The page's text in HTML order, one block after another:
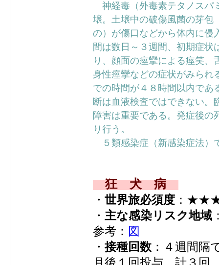
神経毒（外毒素テタノスパ
壌。土壌中の破傷風菌の芽包
の）が傷口などから体内に侵
間は数日～３週間、初期症状
り、顔面の痙攣による痙笑
身性痙攣などの症状がみられ
での時間が４８時間以内であ
断は血液検査ではできない。
障害は重要である。発症後の
り行う。
５類感染症（新感染症法）
狂 犬 病
・ 世界旅必須度 ：
・ 主な感染リスク地域
参考： 図
・接種回数 ：４週間隔